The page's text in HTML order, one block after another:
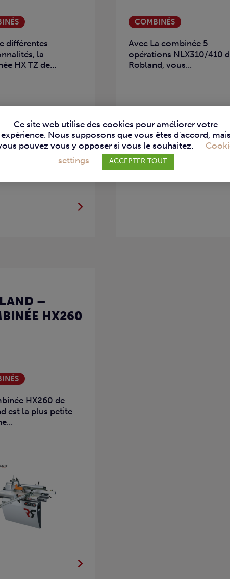
différentes
la
HX TZ de...
COMBINÉS
Avec La combinée 5
opérations NLX310/410
Robland, vous...
–
HX260
HX260 de
est la plus petite
Ce site web utilise des cookies pour améliorer votre
expérience. Nous supposons que vous êtes d'accord,
pouvez vous y opposer si vous le souhaitez.
settings
ACCEPTER TOUT